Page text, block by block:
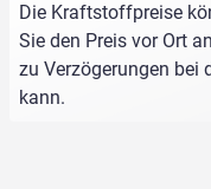
Die Kraftstoffpreise
Sie den Preis vor Ort
zu Verzögerungen bei
kann.